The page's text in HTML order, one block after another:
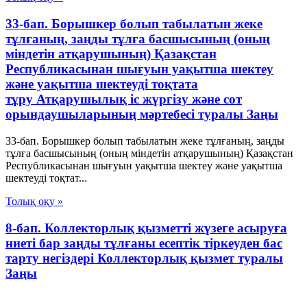
33-бап. Борышкер болып табылатын жеке
тұлғаның, заңды тұлға басшысының (оның
міндетін атқарушының) Қазақстан
Республикасынан шығуын уақытша шектеу
және уақытша шектеуді тоқтата
тұру Атқарушылық iс жүргiзу және сот
орындаушыларының мәртебесi туралы Заңы
33-бап. Борышкер болып табылатын жеке тұлғаның, заңды
тұлға басшысының (оның міндетін атқарушының) Қазақстан
Республикасынан шығуын уақытша шектеу және уақытша
шектеуді тоқтат...
Толық оқу »
8-бап. Коллекторлық қызметті жүзеге асыруға
ниеті бар заңды тұлғаны есептік тіркеуден бас
тарту негіздерi Коллекторлық қызмет туралы
Заңы